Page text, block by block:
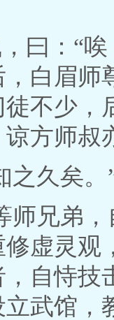
曰：“
白眉师
不少，
方师叔
之久矣。
师兄弟
虚灵观
自恃技
武馆，